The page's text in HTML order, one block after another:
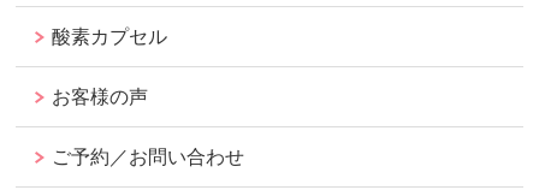
酸素カプセル
お客様の声
ご予約／お問い合わせ